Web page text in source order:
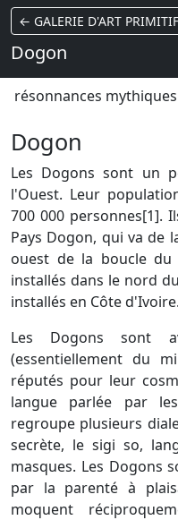
← GALERIE D'ART
Dogon
résonnances
Dogon
Les Dogons sont un
l'Ouest. Leur
700 000 personnes[1].
Pays Dogon, qui va de
ouest de la boucle du
installés dans le nord
installés en Côte d'Ivoire.
Les Dogons sont
(essentiellement du
réputés pour leur
langue parlée par
regroupe plusieurs
secrète, le sigi so,
masques. Les Dogons
par la parenté à
moquent